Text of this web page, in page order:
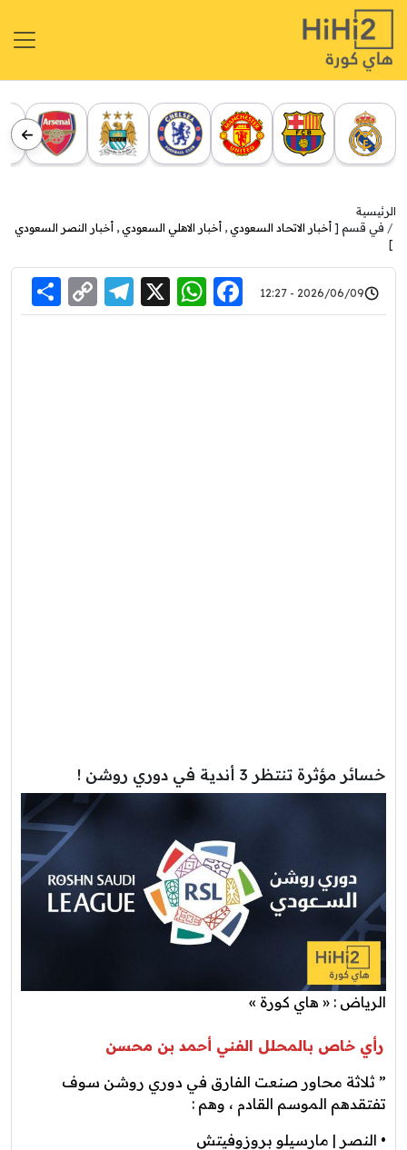
الرئيسية
في قسم [ أخبار الاتحاد السعودي , أخبار الاهلي السعودي , أخبار النصر السعودي
]
2026/06/09 - 12:27
Facebook
WhatsApp
X
Link
خسائر مؤثرة تنتظر 3 أندية في دوري روشن !
الرياض : « هاي كورة »
رأي خاص بالمحلل الفني أحمد بن محسن
” ‏ثلاثة محاور صنعت الفارق في دوري روشن سوف
تفتقدهم الموسم القادم ، وهم : ‎
• النصر | مارسيلو بروزوفيتش